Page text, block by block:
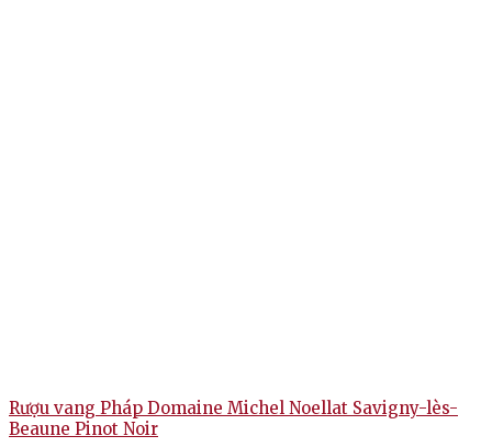
Rượu vang Pháp Domaine Michel Noellat Savigny-lès-
Beaune Pinot Noir